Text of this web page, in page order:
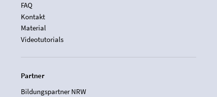
FAQ
Kontakt
Material
Videotutorials
Partner
Bildungspartner NRW